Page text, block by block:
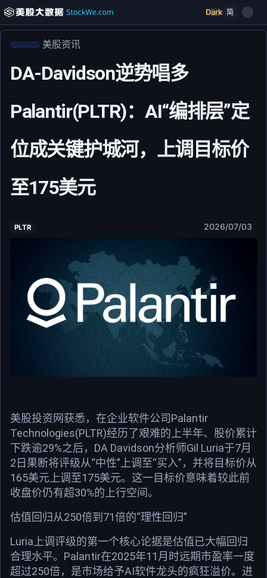
Dark 简
美股资讯
DA-Davidson逆势唱多
Palantir(PLTR)：AI“编排层”定
位成关键护城河，上调目标价
至175美元
PLTR 2026/07/03
美股投资网获悉，在企业软件公司Palantir
Technologies(PLTR)经历了艰难的上半年、股价累计
下跌逾29%之后，DA Davidson分析师Gil Luria于7月
2日果断将评级从“中性”上调至“买入”，并将目标价从
165美元上调至175美元。这一目标价意味着较此前
收盘价仍有超30%的上行空间。
估值回归从250倍到71倍的“理性回归”
Luria上调评级的第一个核心论据是估值已大幅回归
合理水平。Palantir在2025年11月时远期市盈率一度
超过250倍，是市场给予AI软件龙头的疯狂溢价。进